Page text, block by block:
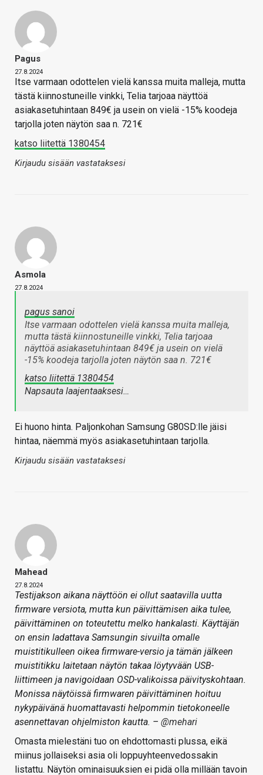
Pagus
27.8.2024
Itse varmaan odottelen vielä kanssa muita malleja, mutta
tästä kiinnostuneille vinkki, Telia tarjoaa näyttöä
asiakasetuhintaan 849€ ja usein on vielä -15% koodeja
tarjolla joten näytön saa n. 721€
katso liitettä 1380454
Kirjaudu sisään vastataksesi
Asmola
27.8.2024
pagus sanoi
Itse varmaan odottelen vielä kanssa muita malleja,
mutta tästä kiinnostuneille vinkki, Telia tarjoaa
näyttöä asiakasetuhintaan 849€ ja usein on vielä
-15% koodeja tarjolla joten näytön saa n. 721€
katso liitettä 1380454
Napsauta laajentaaksesi…
Ei huono hinta. Paljonkohan Samsung G80SD:lle jäisi
hintaa, näemmä myös asiakasetuhintaan tarjolla.
Kirjaudu sisään vastataksesi
Mahead
27.8.2024
Testijakson aikana näyttöön ei ollut saatavilla uutta
firmware versiota, mutta kun päivittämisen aika tulee,
päivittäminen on toteutettu melko hankalasti. Käyttäjän
on ensin ladattava Samsungin sivuilta omalle
muistitikulleen oikea firmware-versio ja tämän jälkeen
muistitikku laitetaan näytön takaa löytyvään USB-
liittimeen ja navigoidaan OSD-valikoissa päivityskohtaan.
Monissa näytöissä firmwaren päivittäminen hoituu
nykypäivänä huomattavasti helpommin tietokoneelle
asennettavan ohjelmiston kautta. – @mehari
Omasta mielestäni tuo on ehdottomasti plussa, eikä
miinus jollaiseksi asia oli loppuyhteenvedossakin
listattu. Näytön ominaisuuksien ei pidä olla millään tavoin